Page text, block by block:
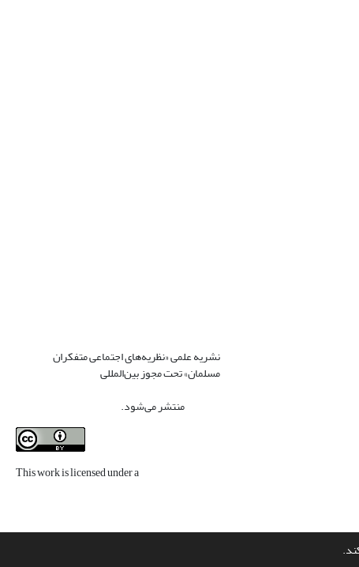
نشریه علمی «نظریه‌های اجتماعی متفکران
مسلمان» تحت مجوز بین‌المللی
منتشر می‌شود.
This work is licensed under a